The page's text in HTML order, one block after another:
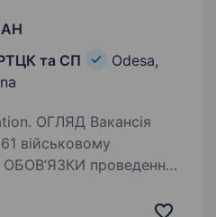
та СП
Odesa,
військовому
проведення
витривалості